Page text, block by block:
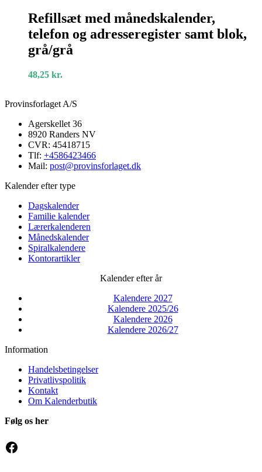
med
månedskalender,
telefon
og
adresseregister
blok,
Refillsæt med månedskalender,
telefon og adresseregister samt blok,
grå/grå
48,25 kr.
Provinsforlaget A/S
Agerskellet 36
8920 Randers NV
CVR: 45418715
Tlf: +4586423466
Mail: post@provinsforlaget.dk
Kalender efter type
Dagskalender
Familie kalender
Lærerkalenderen
Månedskalender
Spiralkalendere
Kontorartikler
Kalender efter år
Kalendere 2027
Kalendere 2025/26
Kalendere 2026
Kalendere 2026/27
Information
Handelsbetingelser
Privatlivspolitik
Kontakt
Om Kalenderbutik
Følg os her
Facebook